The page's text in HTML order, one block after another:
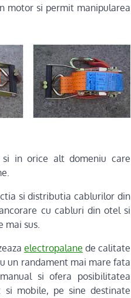
motor si permit manipularea
in orice alt domeniu care
si distributia cablurilor din
cu cabluri din otel si
mai sus.
electropalane de calitate
un randament mai mare fata
si ofera posibilitatea
mobile, pe sine destinate